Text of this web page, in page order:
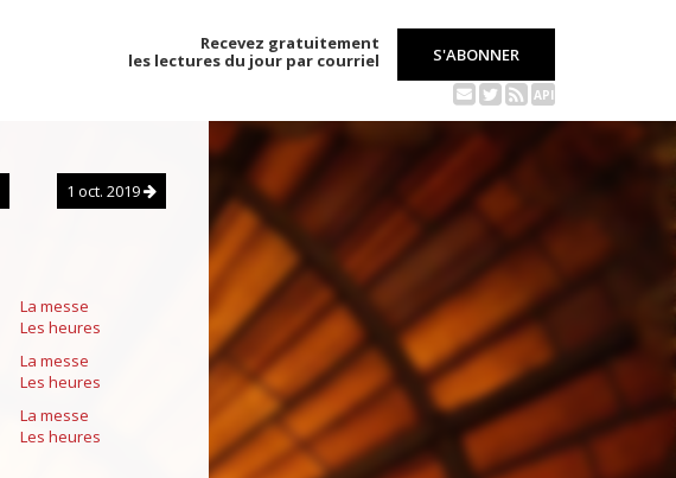
Recevez gratuitement
les lectures du jour par courriel
S'ABONNER
API
1 oct. 2019
La messe
Les heures
La messe
Les heures
La messe
Les heures